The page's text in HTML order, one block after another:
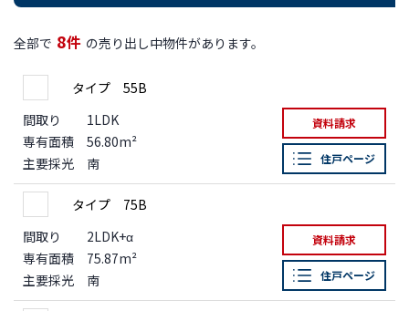
全部で 8件 の売り出し中物件があります。
タイプ 55B
間取り
1LDK
専有面積
56.80m²
主要採光
南
資料請求
住戸ページ
タイプ 75B
間取り
2LDK+α
専有面積
75.87m²
主要採光
南
資料請求
住戸ページ